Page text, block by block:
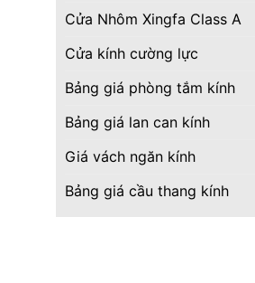
Cửa Nhôm Xingfa Class A
Cửa kính cường lực
Bảng giá phòng tắm kính
Bảng giá lan can kính
Giá vách ngăn kính
Bảng giá cầu thang kính